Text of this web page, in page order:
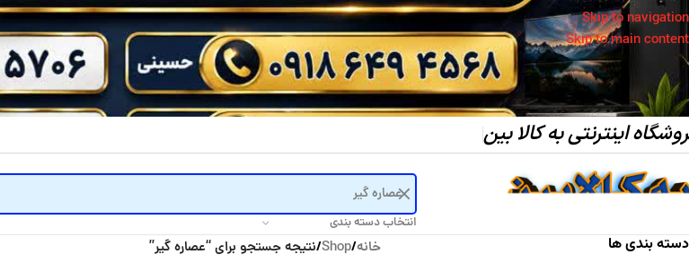
Skip to navigation
Skip to main content
اینترنتی به کالا بین
انتخاب دسته بندی
دسته بندی ها خانه/
Shop
/نتیجه جستجو برای “عصاره گیر”